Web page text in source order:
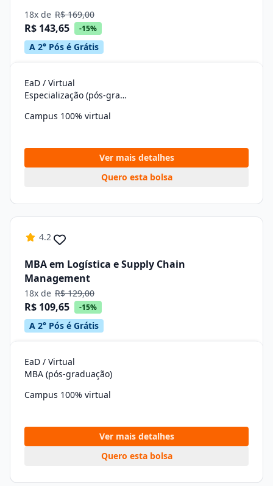
18x de R$ 169,00
R$ 143,65 -15%
A 2° Pós é Grátis
EaD / Virtual
Especialização (pós-graduação)
Campus 100% virtual
Ver mais detalhes
Quero esta bolsa
4.2
MBA em Logística e Supply Chain
Management
18x de R$ 129,00
R$ 109,65 -15%
A 2° Pós é Grátis
EaD / Virtual
MBA (pós-graduação)
Campus 100% virtual
Ver mais detalhes
Quero esta bolsa